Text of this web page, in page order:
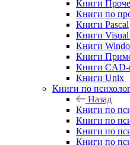
Книги
Книги по
Книги Pascal
Книги Visual
Книги
Книги
Книги
Книги Unix
Книги по
Назад
Книги по
Книги по
Книги по
Книги по